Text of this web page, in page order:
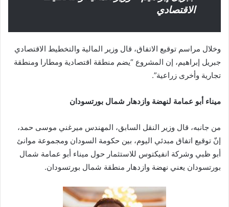
الاقتصادي
وخلال مراسم توقيع الاتفاق، قال وزير المالية والتخطيط الاقتصادي
جبريل إبراهيم، إن المشروع “يضم منطقة اقتصادية ومطارا ومنطقة
تجارية وأخرى زراعية”.
ميناء أبو عمامة لنهضة وازدهار شمال بورتسودان
من جانبه، قال وزير النقل السابق، المهندس ميرغني موسى حمد،
إنّ توقيع اتفاق مبدئي اليوم، بين حكومة السودان ومجموعة موانئ
أبو ظبي وشركة انفيكتوس للاستثمار حول ميناء أبو عمامة شمال
بورتسودان يعني نهضة وازدهار منطقة شمال بورتسودان.